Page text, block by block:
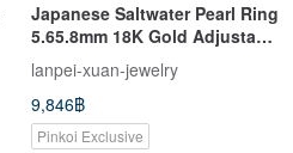
Japanese Saltwater Pearl Ring
5.65.8mm 18K Gold Adjustable
Band Ring
lanpei-xuan-jewelry
9,846฿
Pinkoi Exclusive